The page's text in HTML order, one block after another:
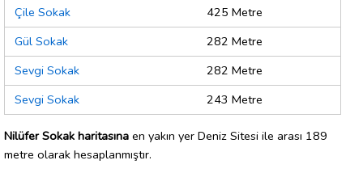
Çile Sokak
425 Metre
Gül Sokak
282 Metre
Sevgi Sokak
282 Metre
Sevgi Sokak
243 Metre
Nilüfer Sokak haritasına en yakın yer Deniz Sitesi ile arası 189
metre olarak hesaplanmıştır.